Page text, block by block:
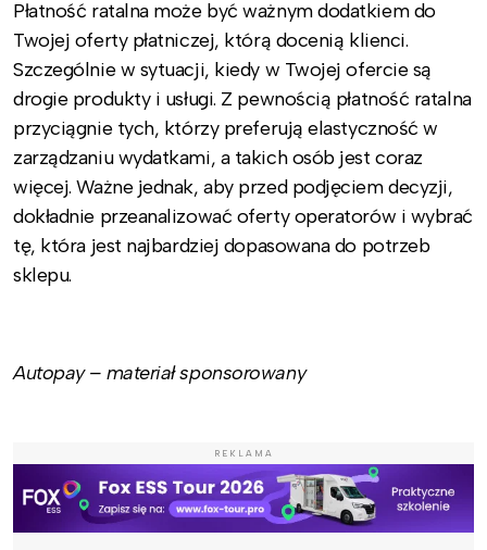
Płatność ratalna może być ważnym dodatkiem do
Twojej oferty płatniczej, którą docenią klienci.
Szczególnie w sytuacji, kiedy w Twojej ofercie są
drogie produkty i usługi. Z pewnością płatność ratalna
przyciągnie tych, którzy preferują elastyczność w
zarządzaniu wydatkami, a takich osób jest coraz
więcej. Ważne jednak, aby przed podjęciem decyzji,
dokładnie przeanalizować oferty operatorów i wybrać
tę, która jest najbardziej dopasowana do potrzeb
sklepu.
Autopay – materiał sponsorowany
REKLAMA